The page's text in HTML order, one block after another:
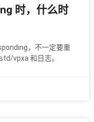
时，什么时
，不一定要重
vpxa 和日志。